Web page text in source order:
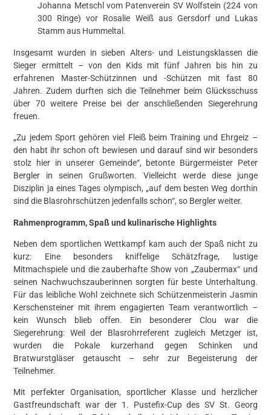
Johanna Metschl vom Patenverein SV Wolfstein (224 von
300 Ringe) vor Rosalie Weiß aus Gersdorf und Lukas
Stamm aus Hummeltal.
Insgesamt wurden in sieben Alters- und Leistungsklassen die
Sieger ermittelt – von den Kids mit fünf Jahren bis hin zu
erfahrenen Master-Schützinnen und -Schützen mit fast 80
Jahren. Zudem durften sich die Teilnehmer beim Glücksschuss
über 70 weitere Preise bei der anschließenden Siegerehrung
freuen.
„Zu jedem Sport gehören viel Fleiß beim Training und Ehrgeiz –
den habt ihr schon oft bewiesen und darauf sind wir besonders
stolz hier in unserer Gemeinde“, betonte Bürgermeister Peter
Bergler in seinen Grußworten. Vielleicht werde diese junge
Disziplin ja eines Tages olympisch, „auf dem besten Weg dorthin
sind die Blasrohrschützen jedenfalls schon“, so Bergler weiter.
Rahmenprogramm, Spaß und kulinarische Highlights
Neben dem sportlichen Wettkampf kam auch der Spaß nicht zu
kurz: Eine besonders kniffelige Schätzfrage, lustige
Mitmachspiele und die zauberhafte Show von „Zaubermax“ und
seinen Nachwuchszauberinnen sorgten für beste Unterhaltung.
Für das leibliche Wohl zeichnete sich Schützenmeisterin Jasmin
Kerschensteiner mit ihrem engagierten Team verantwortlich –
kein Wunsch blieb offen. Ein besonderer Clou war die
Siegerehrung: Weil der Blasrohrreferent zugleich Metzger ist,
wurden die Pokale kurzerhand gegen Schinken und
Bratwurstgläser getauscht – sehr zur Begeisterung der
Teilnehmer.
Mit perfekter Organisation, sportlicher Klasse und herzlicher
Gastfreundschaft war der 1. Pustefix-Cup des SV St. Georg